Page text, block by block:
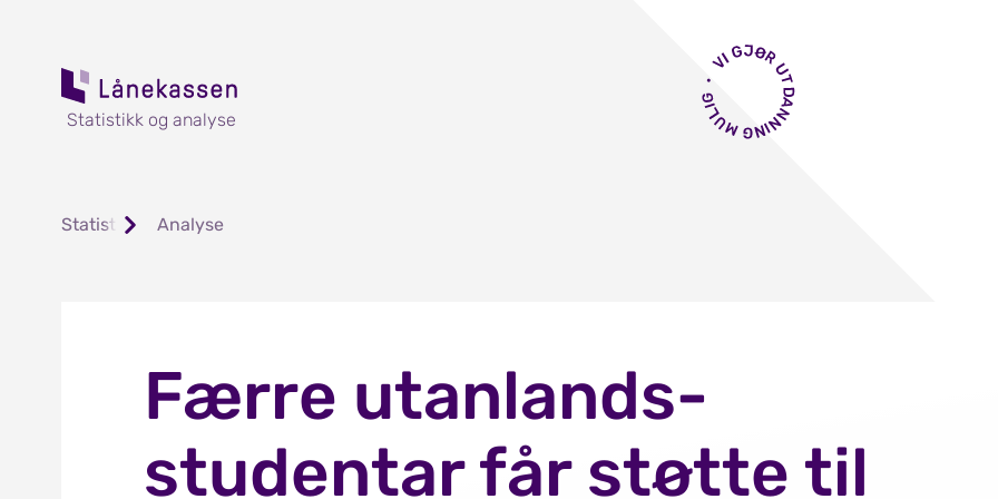
Statistikk og analyse
Statistikk og analyse
Analyse
Færre utanlands-
studentar får støtte til